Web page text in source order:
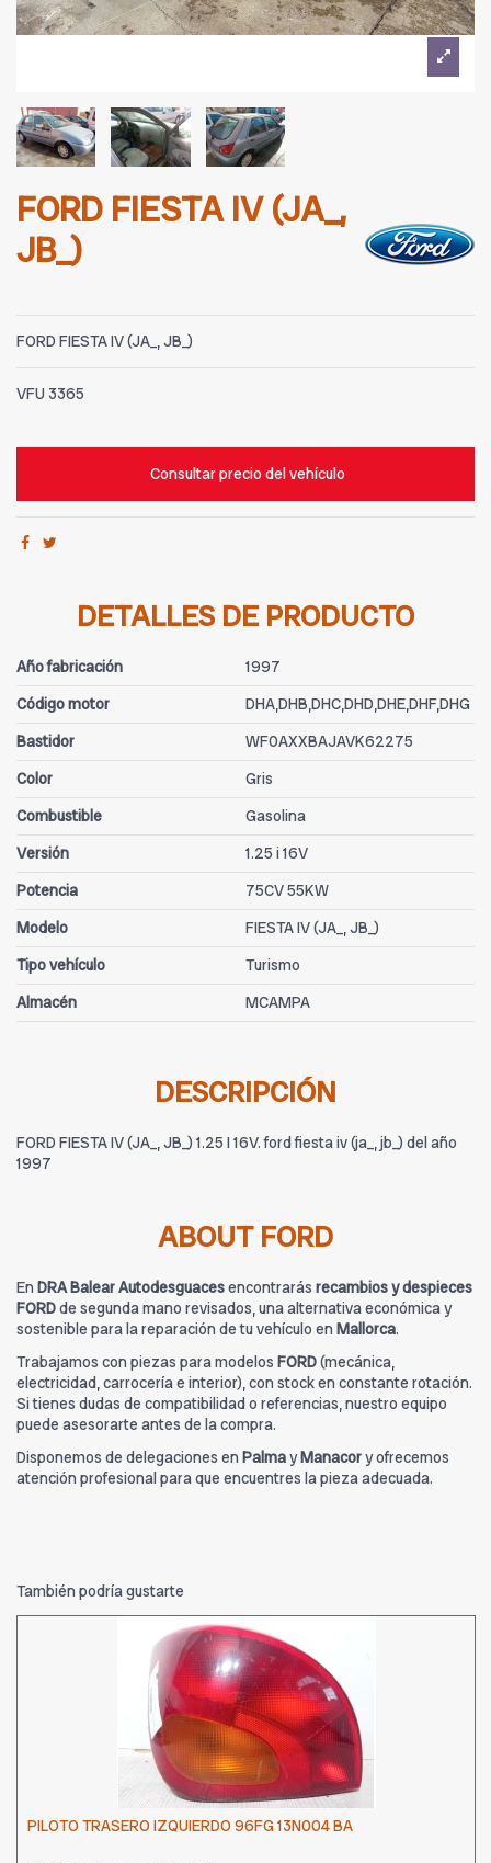
FORD FIESTA IV (JA_,
JB_)
FORD FIESTA IV (JA_, JB_)
VFU 3365
Consultar precio del vehículo
DETALLES DE PRODUCTO
Año fabricación
1997
Código motor
DHA,DHB,DHC,DHD,DHE,DHF,DHG
Bastidor
WF0AXXBAJAVK62275
Color
Gris
Combustible
Gasolina
Versión
1.25 i 16V
Potencia
75CV 55KW
Modelo
FIESTA IV (JA_, JB_)
Tipo vehículo
Turismo
Almacén
MCAMPA
DESCRIPCIÓN
FORD FIESTA IV (JA_, JB_) 1.25 I 16V. ford fiesta iv (ja_, jb_) del año
1997
ABOUT FORD
En DRA Balear Autodesguacesencontrarás recambios y despieces
FORDde segunda mano revisados, una alternativa económica y
sostenible para la reparación de tu vehículo en Mallorca.
Trabajamos con piezas para modelos FORD(mecánica,
electricidad, carrocería e interior), con stock en constante rotación.
Si tienes dudas de compatibilidad o referencias, nuestro equipo
puede asesorarte antes de la compra.
Disponemos de delegaciones en PalmayManacory ofrecemos
atención profesional para que encuentres la pieza adecuada.
También podría gustarte
PILOTO TRASERO IZQUIERDO 96FG 13N004 BA